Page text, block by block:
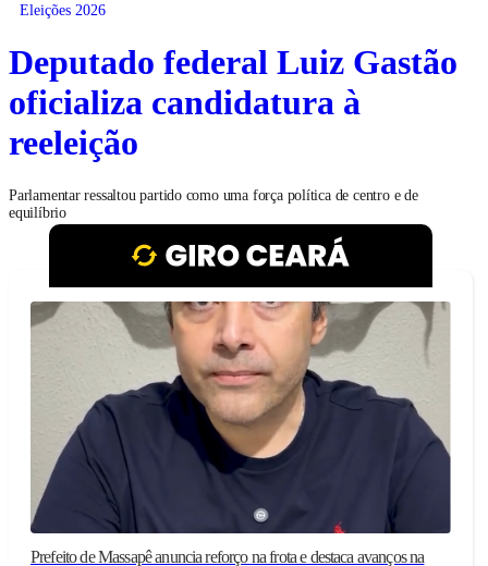
Eleições 2026
Deputado federal Luiz Gastão
oficializa candidatura à
reeleição
Parlamentar ressaltou partido como uma força política de centro e de
equilíbrio
Prefeito de Massapê anuncia reforço na frota e destaca avanços na